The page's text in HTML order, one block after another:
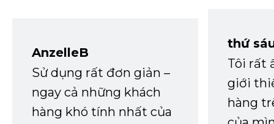
AnzelleB
Sử dụng rất đơn giản –
ngay cả những khách
hàng khó tính nhất của
thứ
Tôi rất
giới
hàng